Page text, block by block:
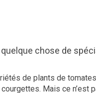
chose de
de plants de
Mais ce n’est